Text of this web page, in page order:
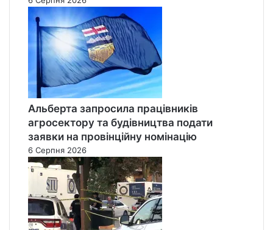
Альберта запросила працівників
агросектору та будівництва подати
заявки на провінційну номінацію
6 Серпня 2026